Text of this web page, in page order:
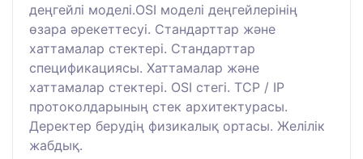
деңгейлі моделі.OSI моделі деңгейлерінің
өзара әрекеттесуі. Стандарттар және
хаттамалар стектері. Стандарттар
спецификациясы. Хаттамалар және
хаттамалар стектері. OSI стегі. TCP / IP
протоколдарының стек архитектурасы.
Деректер берудің физикалық ортасы. Желілік
жабдық.